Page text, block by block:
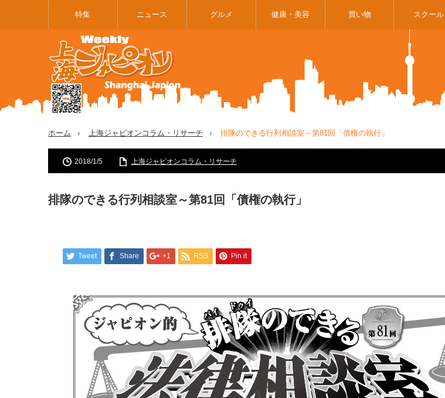
特集 ニュース グルメ 健康・美容 買い物 スクール
ホーム 上海ジャピオンコラム・リサーチ 排隊のできる行列相談室～第81回「債権の執行」
2018/1/5 上海ジャピオンコラム・リサーチ
排隊のできる行列相談室～第81回「債権の執行」
Tweet Share +1 RSS Pin it